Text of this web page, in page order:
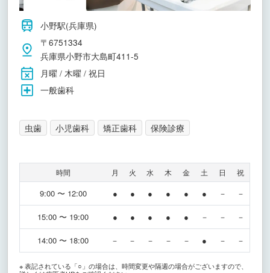
小野駅(兵庫県)
〒6751334
兵庫県小野市大島町411-5
月曜 / 木曜 / 祝日
一般歯科
虫歯 小児歯科 矯正歯科 保険診療
時間 月 火 水 木 金 土 日 祝
9:00 〜 12:00 ● ● ● ● ● ● － －
15:00 〜 19:00 ● ● ● ● ● － － －
14:00 〜 18:00 － － － － － ● － －
※ 表記されている「○」の場合は、時間変更や隔週の場合がございますので、